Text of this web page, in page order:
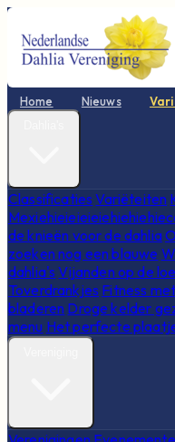
Home Nieuws
Classificaties Variëteiten
de knieën voor de dahlia
zoeken nog een blauwe
dahlia's Vijanden op de
Toverdrankjes Fitness
bladeren Droge kelder
menu Het perfecte